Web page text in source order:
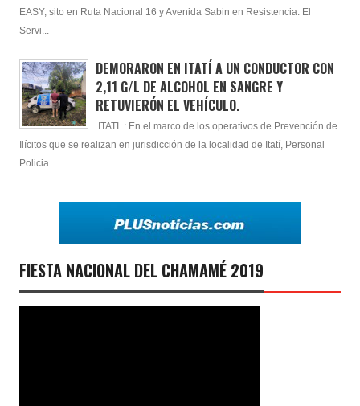
EASY, sito en Ruta Nacional 16 y Avenida Sabin en Resistencia. El
Servi...
DEMORARON EN ITATÍ A UN CONDUCTOR CON
2,11 G/L DE ALCOHOL EN SANGRE Y
RETUVIERÓN EL VEHÍCULO.
ITATI : En el marco de los operativos de Prevención de
Ilícitos que se realizan en jurisdicción de la localidad de Itatí, Personal
Policia...
FIESTA NACIONAL DEL CHAMAMÉ 2019